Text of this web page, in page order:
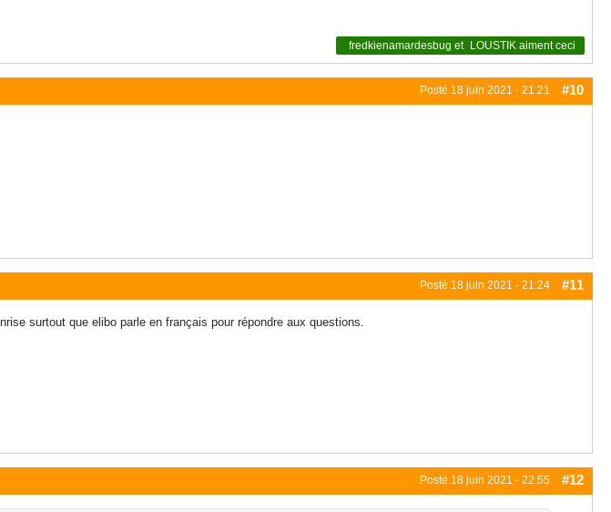
fredkienamardesbug et LOUSTIK aiment ceci
Posté 18 juin 2021 - 21:21 #10
Posté 18 juin 2021 - 21:24 #11
surtout que elibo parle en français pour répondre aux questions.
Posté 18 juin 2021 - 22:55 #12